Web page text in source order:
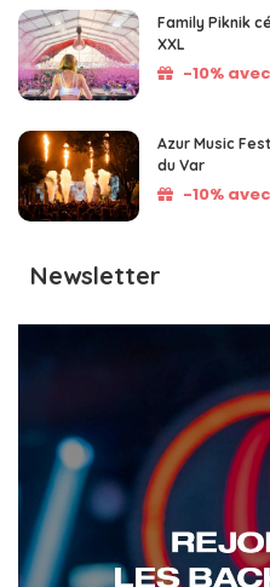
Family Piknik
XXL
-10%
Azur Music
du Var
-10%
Newsletter